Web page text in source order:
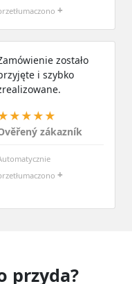
+
zostało
i szybko
zákazník
+
przyda?